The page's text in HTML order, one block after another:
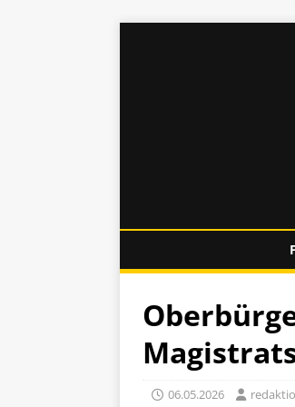
06.05.2026